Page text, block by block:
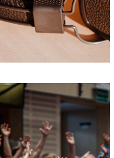
30.07.2026